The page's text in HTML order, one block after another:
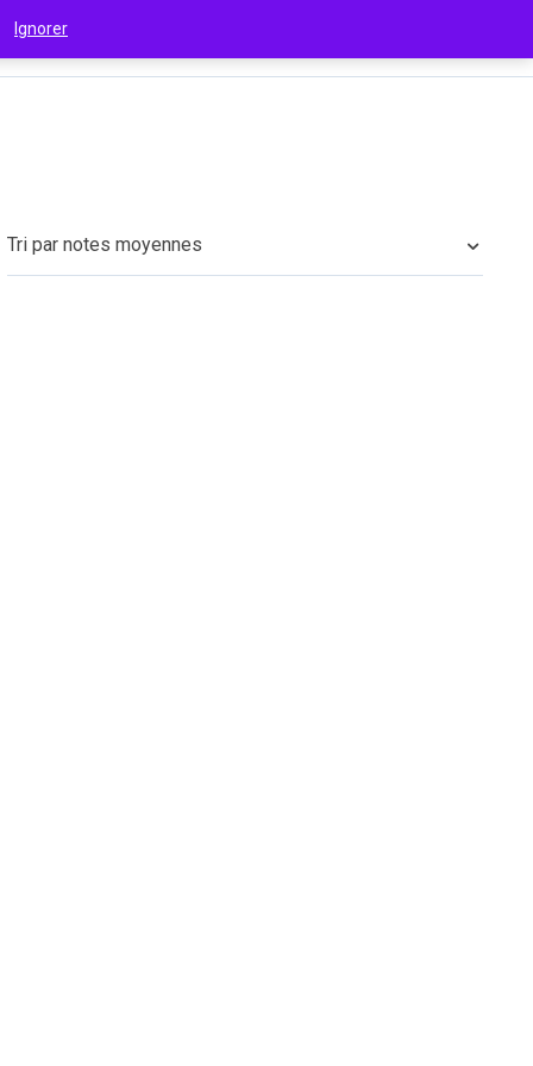
Tri par notes moyennes
Ignorer